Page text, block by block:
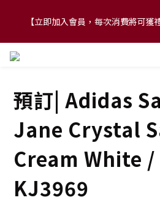
【FLASH SALE 兩件指定現
【立即加入會員，每次消費將可獲
【FLASH SALE 兩件指定
預訂| Adidas
Jane Crystal
Cream White /
KJ3969